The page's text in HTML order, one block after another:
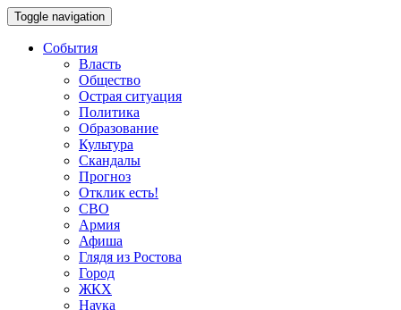
Toggle navigation
События
Власть
Общество
Острая ситуация
Политика
Образование
Культура
Скандалы
Прогноз
Отклик есть!
СВО
Армия
Афиша
Глядя из Ростова
Город
ЖКХ
Наука